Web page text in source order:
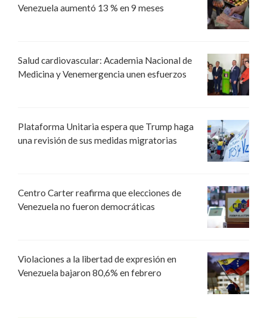
Venezuela aumentó 13 % en 9 meses
Salud cardiovascular: Academia Nacional de
Medicina y Venemergencia unen esfuerzos
Plataforma Unitaria espera que Trump haga
una revisión de sus medidas migratorias
Centro Carter reafirma que elecciones de
Venezuela no fueron democráticas
Violaciones a la libertad de expresión en
Venezuela bajaron 80,6% en febrero